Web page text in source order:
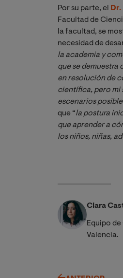
Por su parte, el Dr.
Facultad de
la facultad, se
necesidad de
la academia y
que se demuestra
en resolución de
científica, pero mi
escenarios
que “la postura
que aprender a
los niños, niñas,
Clara
Equipo
Valencia.